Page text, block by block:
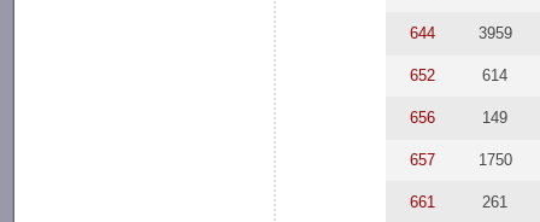
644 3959
652 614
656 149
657 1750
661 261